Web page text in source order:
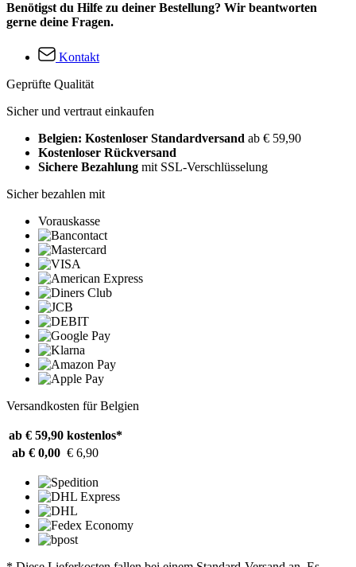
Benötigst du Hilfe zu deiner Bestellung? Wir beantworten
gerne deine Fragen.
Kontakt
Geprüfte Qualität
Sicher und vertraut einkaufen
Belgien: Kostenloser Standardversand ab € 59,90
Kostenloser Rückversand
Sichere Bezahlung mit SSL-Verschlüsselung
Sicher bezahlen mit
Vorauskasse
Versandkosten für Belgien
ab € 59,90 kostenlos*
ab € 0,00 € 6,90